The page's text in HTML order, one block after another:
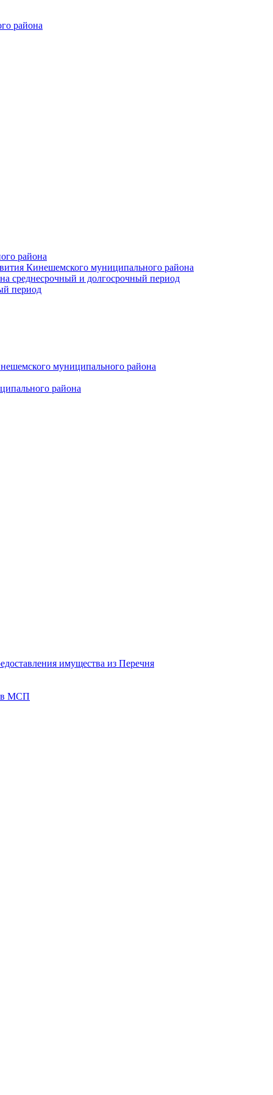
района
района
Кинешемского муниципального района
среднесрочный и долгосрочный период
период
муниципального района
района
имущества из Перечня
МСП